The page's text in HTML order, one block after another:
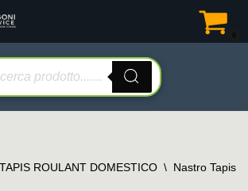
ROULANT DOMESTICO \ Nastro Tapis